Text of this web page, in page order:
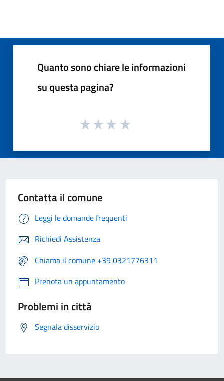
Quanto sono chiare le informazioni
su questa pagina?
Contatta il comune
Leggi le domande frequenti
Richiedi Assistenza
Chiama il comune +39 0321776311
Prenota un appuntamento
Problemi in città
Segnala disservizio